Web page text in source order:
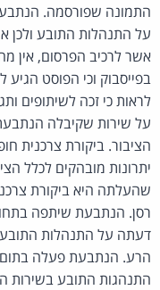
התמונה שפורסמה.
על התנהלות התובע ולכן
אשר לרכיב הפרסום, אין
בפייסבוק וכי הפוסט
לראות כי זכה לשיתופים
על שירות שקיבלה
הציבור. ביקורת צרכנית
יתרונות מובהקים לכלל
שהעלתה היא ביקורת
רסן. הנתבעת שיתפה
דעתה על התנהלות התובע
הרע. הנתבעת פעלה
התנהגות התובע בשירות